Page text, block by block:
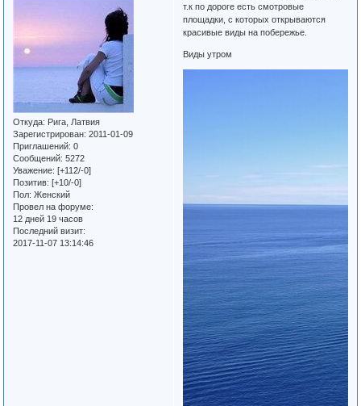
Откуда: Рига, Латвия
Зарегистрирован: 2011-01-09
Приглашений: 0
Сообщений: 5272
Уважение: [+112/-0]
Позитив: [+10/-0]
Пол: Женский
Провел на форуме:
12 дней 19 часов
Последний визит:
2017-11-07 13:14:46
т.к по дороге есть смотровые
площадки, с которых открываются
красивые виды на побережье.
Виды утром